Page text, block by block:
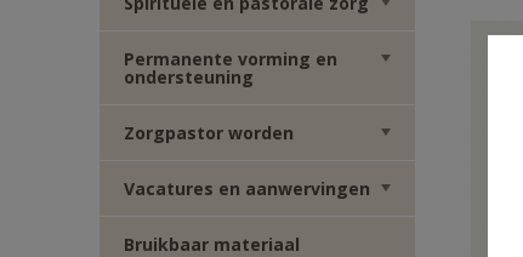
Permanente vorming en
ondersteuning
Zorgpastor worden
Vacatures en aanwervingen
Bruikbaar materiaal